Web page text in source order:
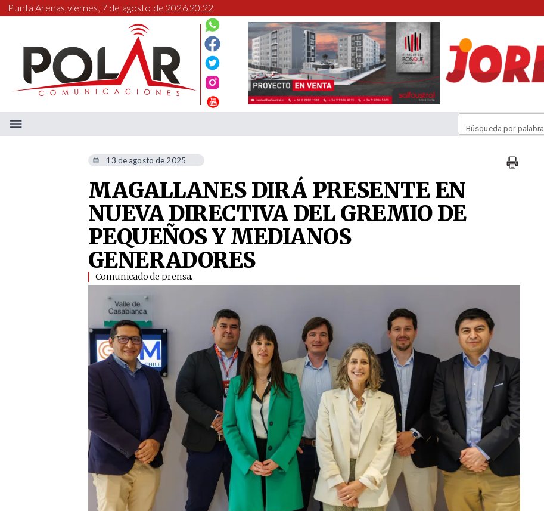
Punta Arenas,viernes, 7 de agosto de 2026 20:22
Búsqueda por palabra
13 de agosto de 2025
MAGALLANES DIRÁ PRESENTE EN
NUEVA DIRECTIVA DEL GREMIO DE
PEQUEÑOS Y MEDIANOS
GENERADORES
Comunicado de prensa.